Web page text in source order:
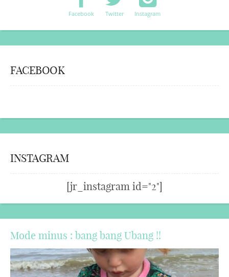
Facebook Twitter Instagram
FACEBOOK
INSTAGRAM
[jr_instagram id="2"]
Mode minus : bang bang Ubang !!